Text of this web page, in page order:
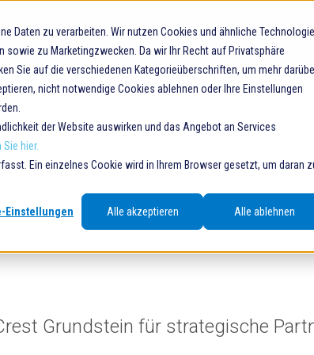
Daten zu verarbeiten. Wir nutzen Cookies und ähnliche
zu Marketingzwecken. Da wir Ihr Recht auf Privatsphäre
Sie auf die verschiedenen Kategorieüberschriften, um mehr
nicht notwendige Cookies ablehnen oder Ihre Einstellungen
der Website auswirken und das Angebot an Services
hier.
Ein einzelnes Cookie wird in Ihrem Browser gesetzt, um daran
Einstellungen Alle akzeptieren Alle ablehnen
Produkte Services
feature attached.
is empty.
Grundstein für strategische